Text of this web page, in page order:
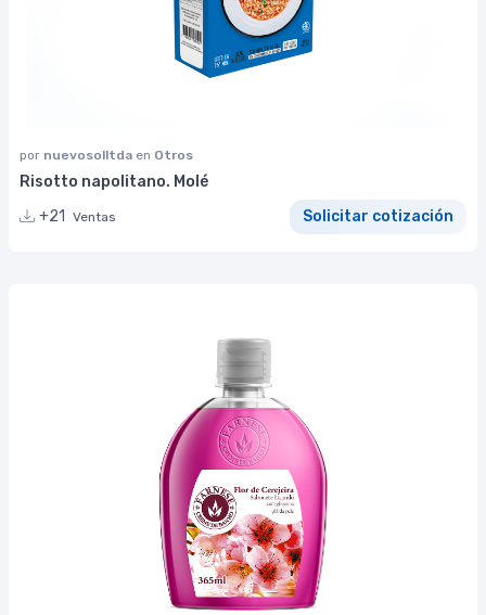
por nuevosolltda en Otros
Risotto napolitano. Molé
+21 Ventas Solicitar cotización